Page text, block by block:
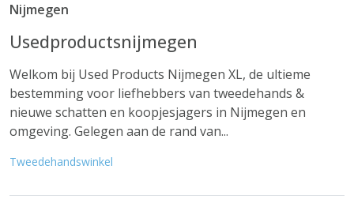
Nijmegen
Usedproductsnijmegen
Welkom bij Used Products Nijmegen XL, de ultieme
bestemming voor liefhebbers van tweedehands &
nieuwe schatten en koopjesjagers in Nijmegen en
omgeving. Gelegen aan de rand van...
Tweedehandswinkel